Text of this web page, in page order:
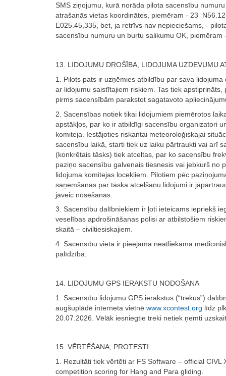
SMS ziņojumu, kurā norāda pilota sacensību
atrašanās vietas koordinātes, piemēram - 23
E025.45,335, bet, ja retrīvs nav nepieciešams, -
sacensību numuru un burtu salikumu OK, piemēram
13. LIDOJUMU DROŠĪBA, LIDOJUMA UZDEVUMU
1. Pilots pats ir uzņēmies atbildību par sava lidojuma
ar lidojumu saistītajiem riskiem. Tas tiek apstiprināts,
pirms sacensībām parakstot sagatavoto
2. Sacensības notiek tikai lidojumiem piemērotos
apstākļos, par ko ir atbildīgi sacensību organizatori
komiteja. Iestājoties riskantai meteoroloģiskajai
sacensību laikā, starti tiek uz laiku pārtraukti vai arī
(konkrētais tāsks) tiek atceltas, par ko sacensību
paziņo sacensību galvenais tiesnesis vai jebkurš no
lidojuma komitejas locekļiem. Pilotiem pēc
saņemšanas par tāska atcelšanu lidojumi ir
jāveic nosēšanās.
3. Sacensību dalībniekiem ir ļoti ieteicams iepriekš
veselības apdrošināšanas polisi ar atbilstošiem
skaitā – civiltiesiskajiem.
4. Sacensību vietā ir pieejama neatliekamā
palīdzība.
14. LIDOJUMU GPS IERAKSTU NODOŠANA
1. Sacensību lidojumu GPS ierakstus (“trekus”)
augšuplādē interneta vietnē www.xcontest.org līdz
20.07.2026. Vēlāk iesniegtie treki netiek ņemti
15. VĒRTĒŠANA, PROTESTI
1. Rezultāti tiek vērtēti ar FS Software – official CIVL
competition scoring for Hang and Para gliding.